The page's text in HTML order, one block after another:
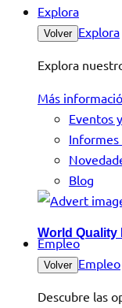
Explora
Volver Explora
Explora
Más
Eventos
Informes
Blog
World Quality
Empleo
Volver Empleo
Descubre las